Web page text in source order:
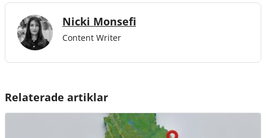
Nicki Monsefi
Content Writer
Relaterade artiklar